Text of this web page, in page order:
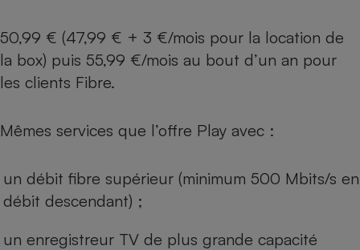
50,99 € (47,99 € + 3 €/mois pour la location de
la box) puis 55,99 €/mois au bout d’un an pour
les clients Fibre.
Mêmes services que l’offre Play avec :
un débit fibre supérieur (minimum 500 Mbits/s en
débit descendant) ;
un enregistreur TV de plus grande capacité